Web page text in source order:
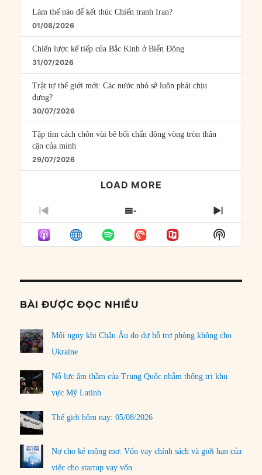
Làm thế nào để kết thúc Chiến tranh Iran?
01/08/2026
Chiến lược kế tiếp của Bắc Kinh ở Biển Đông
31/07/2026
Trật tự thế giới mới: Các nước nhỏ sẽ luôn phải chịu
đựng?
30/07/2026
Tập tìm cách chôn vùi bê bối chấn động vòng tròn thân
cận của mình
29/07/2026
LOAD MORE
PREVIOUS
EPISODE
SHOW
EPISODES
LIST
NEXT
Show
Podcast
BÀI ĐƯỢC ĐỌC NHIỀU
Mối nguy khi Châu Âu do dự hỗ trợ phòng không cho
Ukraine
Nỗ lực âm thầm của Trung Quốc nhằm thống trị khu
vực Mỹ Latinh
Thế giới hôm nay: 05/08/2026
Nợ cho kẻ mộng mơ: Vốn vay chính sách và giới hạn của
việc cho startup vay vốn